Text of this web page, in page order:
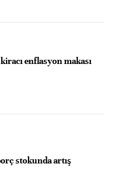
enflasyon makası
stokunda artış